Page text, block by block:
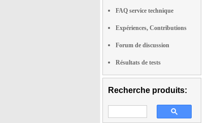
FAQ service technique
Expériences, Contributions
Forum de discussion
Résultats de tests
Recherche produits: